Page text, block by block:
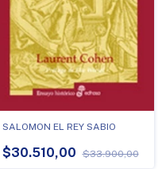
SALOMON EL REY SABIO
$30.510,00 $33.900,00